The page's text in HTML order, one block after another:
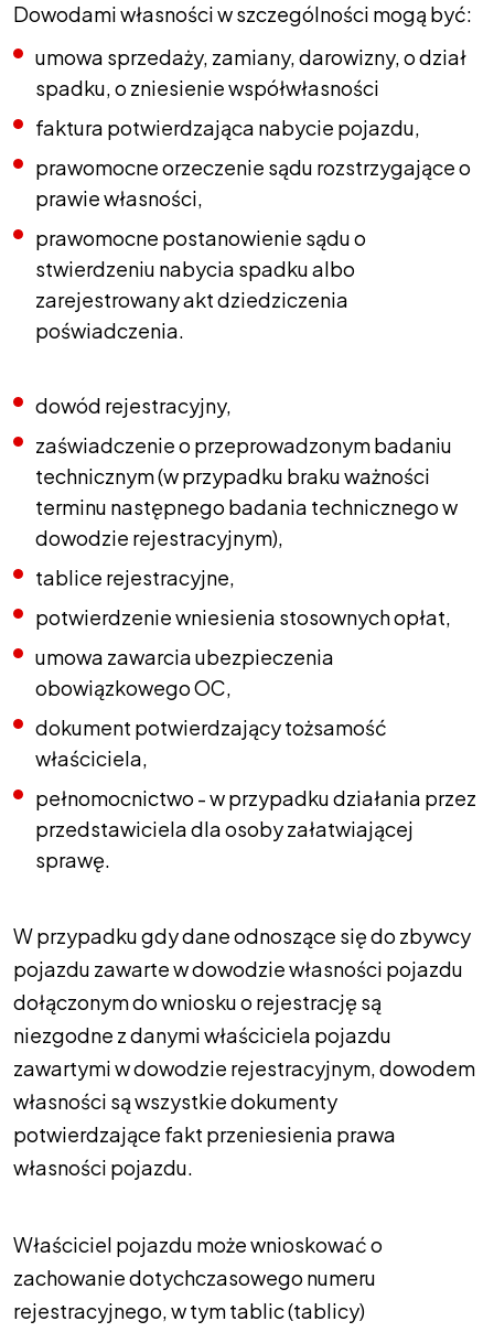
Dowodami własności w szczególności mogą być:
umowa sprzedaży, zamiany, darowizny, o dział
spadku, o zniesienie współwłasności
faktura potwierdzająca nabycie pojazdu,
prawomocne orzeczenie sądu rozstrzygające o
prawie własności,
prawomocne postanowienie sądu o
stwierdzeniu nabycia spadku albo
zarejestrowany akt dziedziczenia
poświadczenia.
dowód rejestracyjny,
zaświadczenie o przeprowadzonym badaniu
technicznym (w przypadku braku ważności
terminu następnego badania technicznego w
dowodzie rejestracyjnym),
tablice rejestracyjne,
potwierdzenie wniesienia stosownych opłat,
umowa zawarcia ubezpieczenia
obowiązkowego OC,
dokument potwierdzający tożsamość
właściciela,
pełnomocnictwo - w przypadku działania przez
przedstawiciela dla osoby załatwiającej
sprawę.
W przypadku gdy dane odnoszące się do zbywcy
pojazdu zawarte w dowodzie własności pojazdu
dołączonym do wniosku o rejestrację są
niezgodne z danymi właściciela pojazdu
zawartymi w dowodzie rejestracyjnym, dowodem
własności są wszystkie dokumenty
potwierdzające fakt przeniesienia prawa
własności pojazdu.
Właściciel pojazdu może wnioskować o
zachowanie dotychczasowego numeru
rejestracyjnego, w tym tablic (tablicy)